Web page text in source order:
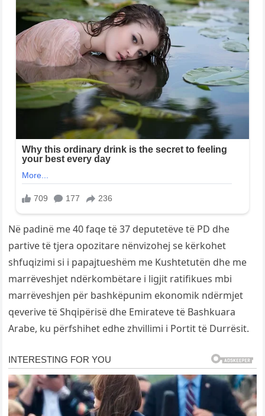
Në padinë me 40 faqe të 37 deputetëve të PD dhe
partive të tjera opozitare nënvizohej se kërkohet
shfuqizimi si i papajtueshëm me Kushtetutën dhe me
marrëveshjet ndërkombëtare i ligjit ratifikues mbi
marrëveshjen për bashkëpunim ekonomik ndërmjet
qeverive të Shqipërisë dhe Emirateve të Bashkuara
Arabe, ku përfshihet edhe zhvillimi i Portit të Durrësit.